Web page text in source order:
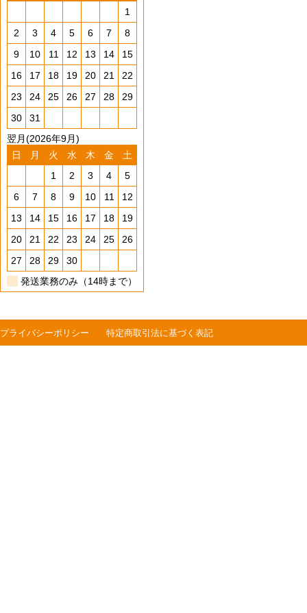
1
2
3 4 5 6 7
8
9
10 11 12 13 14
15
16
17 18 19 20 21
22
23
24 25 26 27 28
29
30
31
翌月(2026年9月)
日
月 火 水 木 金
土
1
2 3 4
5
6
7 8 9 10 11
12
13
14 15 16 17 18
19
20
21 22 23 24 25
26
27
28 29
30
発送業務のみ（14時まで）
プライバシーポリシー 特定商取引法に基づく表記